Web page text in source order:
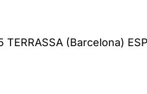
TERRASSA (Barcelona)